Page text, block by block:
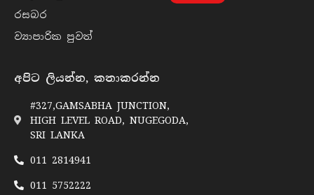
රසබ​ර
ව්‍යාපාරික පුව​ත්
අපිට ලියන්න, කතාකරන්න
#327,GAMSABHA JUNCTION,
HIGH LEVEL ROAD, NUGEGODA,
SRI LANKA
011 2814941
011 5752222